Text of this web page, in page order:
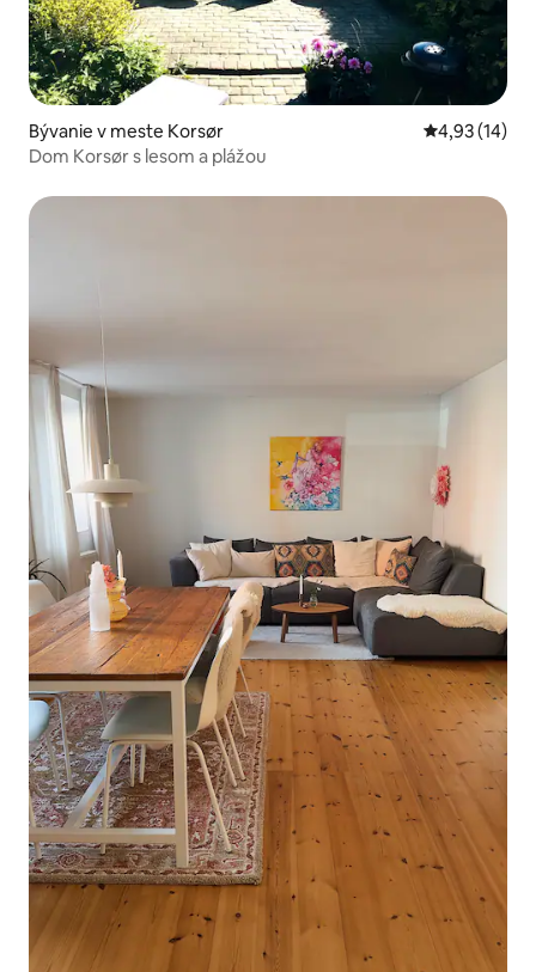
Bývanie v meste Korsør Priemerné
4,93 (14)
Dom Korsør s lesom a plážou